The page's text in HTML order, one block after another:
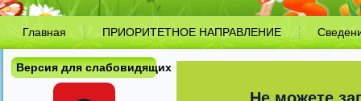
Главная ПРИОРИТЕТНОЕ НАПРАВЛЕНИЕ
Версия для слабовидящих